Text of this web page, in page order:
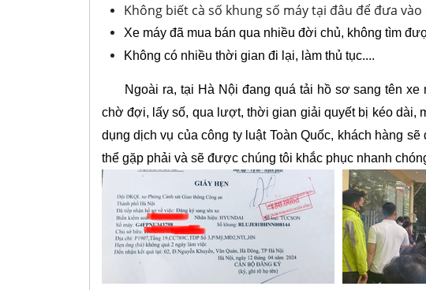
Không biết cà số khung số máy tại đâu để đưa vào
Xe máy đã mua bán qua nhiều đời chủ, không tìm
Không có nhiều thời gian đi lại, làm thủ tục....
Ngoài ra, tại Hà Nội đang quá tải hồ sơ sang tên xe
chờ đợi, lấy số, qua lượt, thời gian giải quyết bị kéo dài,
dụng dịch vụ của công ty luật Toàn Quốc, khách hàng
thể gặp phải và sẽ được chúng tôi khắc phục nhanh